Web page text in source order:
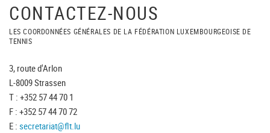
CONTACTEZ-NOUS
LES COORDONNÉES GÉNÉRALES DE LA FÉDÉRATION LUXEMBOURGEOISE DE
TENNIS
3, route d'Arlon
L-8009 Strassen
T : +352 57 44 70 1
F : +352 57 44 70 72
E : secretariat@flt.lu